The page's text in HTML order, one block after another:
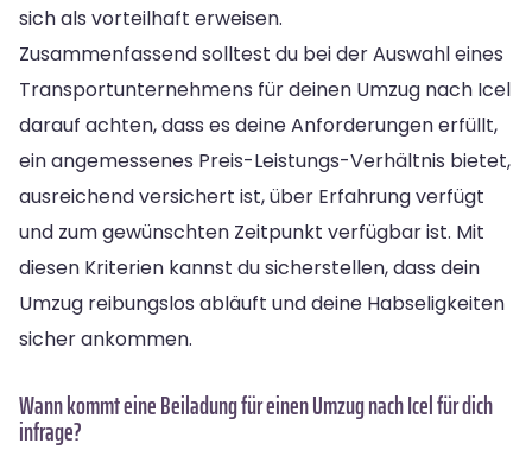
sich als vorteilhaft erweisen.
Zusammenfassend solltest du bei der Auswahl eines
Transportunternehmens für deinen Umzug nach Icel
darauf achten, dass es deine Anforderungen erfüllt,
ein angemessenes Preis-Leistungs-Verhältnis bietet,
ausreichend versichert ist, über Erfahrung verfügt
und zum gewünschten Zeitpunkt verfügbar ist. Mit
diesen Kriterien kannst du sicherstellen, dass dein
Umzug reibungslos abläuft und deine Habseligkeiten
sicher ankommen.
Wann kommt eine Beiladung für einen Umzug nach Icel für dich
infrage?